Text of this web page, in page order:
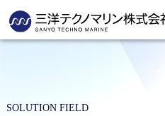
SOLUTION FIELD